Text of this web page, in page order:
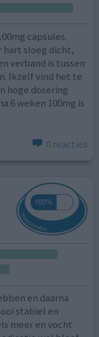
capsules.
hart sloeg dicht,
verband is tussen
Ikzelf vind het te
hoge dosering
6 weken 100mg is
0 reacties
en daarna
stabiel en
meer en vocht